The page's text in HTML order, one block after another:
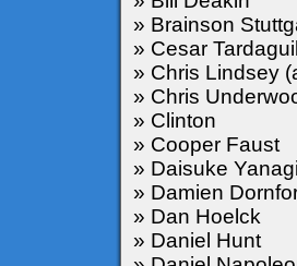
» Brainson
» Cesar
» Chris Lindsey
» Chris
» Clinton
» Cooper Faust
» Daisuke Yanagi
» Damien
» Dan Hoelck
» Daniel Hunt